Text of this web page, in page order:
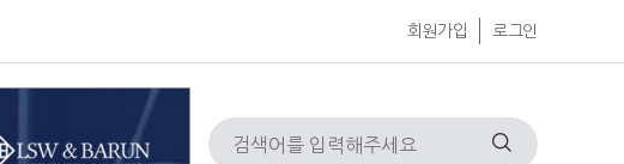
회원가입 로그인